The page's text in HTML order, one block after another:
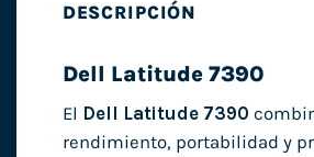
DESCRIPCIÓN
Dell Latitude 7390
El Dell Latitude 7390
rendimiento, portabilidad y